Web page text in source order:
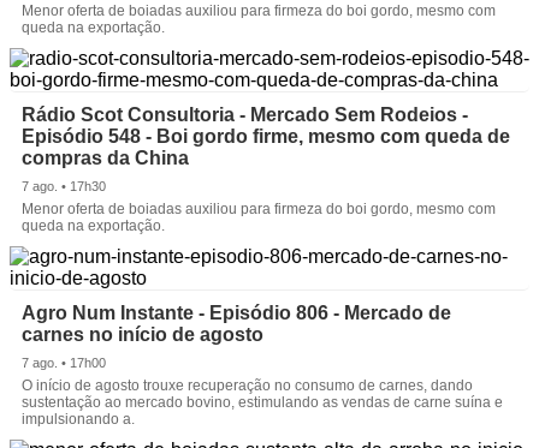
Menor oferta de boiadas auxiliou para firmeza do boi gordo, mesmo com
queda na exportação.
Rádio Scot Consultoria - Mercado Sem Rodeios -
Episódio 548 - Boi gordo firme, mesmo com queda de
compras da China
7 ago. • 17h30
Menor oferta de boiadas auxiliou para firmeza do boi gordo, mesmo com
queda na exportação.
Agro Num Instante - Episódio 806 - Mercado de
carnes no início de agosto
7 ago. • 17h00
O início de agosto trouxe recuperação no consumo de carnes, dando
sustentação ao mercado bovino, estimulando as vendas de carne suína e
impulsionando a.